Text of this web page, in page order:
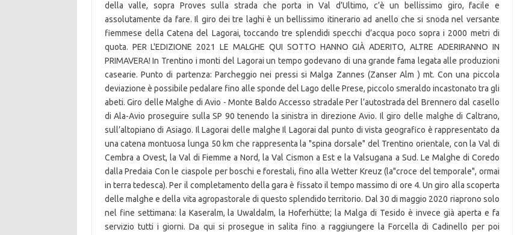
della valle, sopra Proves sulla strada che porta in Val d’Ultimo, c’è un bellissimo giro, facile e
assolutamente da fare. Il giro dei tre laghi è un bellissimo itinerario ad anello che si snoda nel versante
fiemmese della Catena del Lagorai, toccando tre splendidi specchi d’acqua poco sopra i 2000 metri di
quota. PER L'EDIZIONE 2021 LE MALGHE QUI SOTTO HANNO GIÀ ADERITO, ALTRE ADERIRANNO IN
PRIMAVERA! In Trentino i monti del Lagorai un tempo godevano di una grande fama legata alle produzioni
casearie. Punto di partenza: Parcheggio nei pressi si Malga Zannes (Zanser Alm ) mt. Con una piccola
deviazione è possibile pedalare fino alle sponde del Lago delle Prese, piccolo smeraldo incastonato tra gli
abeti. Giro delle Malghe di Avio - Monte Baldo Accesso stradale Per l’autostrada del Brennero dal casello
di Ala-Avio proseguire sulla SP 90 tenendo la sinistra in direzione Avio. Il giro delle malghe di Caltrano,
sull’altopiano di Asiago. Il Lagorai delle malghe Il Lagorai dal punto di vista geografico è rappresentato da
una catena montuosa lunga 50 km che rappresenta la "spina dorsale" del Trentino orientale, con la Val di
Cembra a Ovest, la Val di Fiemme a Nord, la Val Cismon a Est e la Valsugana a Sud. Le Malghe di Coredo
dalla Predaia Con le ciaspole per boschi e forestali, fino alla Wetter Kreuz (la"croce del temporale", ormai
in terra tedesca). Per il completamento della gara è fissato il tempo massimo di ore 4. Un giro alla scoperta
delle malghe e della vita agropastorale di questo splendido territorio. Dal 30 di maggio 2020 riaprono solo
nel fine settimana: la Kaseralm, la Uwaldalm, la Hoferhütte; la Malga di Tesido è invece già aperta e fa
servizio tutti i giorni. Da qui si prosegue in salita fino a raggiungere la Forcella di Cadinello per poi